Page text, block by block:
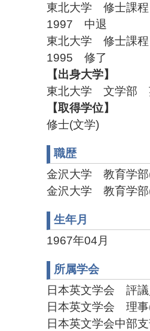
東北大学 修士課
1997 中退
東北大学 修士課
1995 修了
【出身大学】
東北大学 文学部
【取得学位】
修士(文学)
職歴
金沢大学 教育学部
金沢大学 教育学部
生年月
1967年04月
所属学会
日本英文学会 評
日本英文学会 理
日本英文学会中部